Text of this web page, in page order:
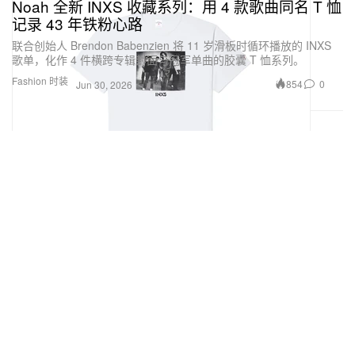
Fashion 时装
Noah 全新 INXS 收藏系列：用 4 款歌曲同名 T 恤
记录 43 年铁粉心路
联合创始人 Brendon Babenzien 将 11 岁滑板时循环播放的 INXS
歌单，化作 4 件横跨专辑封面与冠军单曲的胶囊 T 恤系列。
Jun 30, 2026 854 0